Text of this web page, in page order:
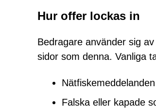
Hur offer lockas in
Bedragare använder sig
sidor som denna. Vanliga
Falska eller kapade